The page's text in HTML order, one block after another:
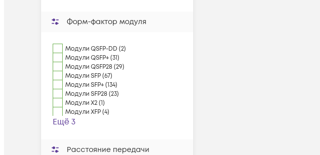
Форм-фактор модуля
Модули QSFP-DD (2)
Модули QSFP+ (31)
Модули QSFP28 (29)
Модули SFP (67)
Модули SFP+ (134)
Модули SFP28 (23)
Модули X2 (1)
Модули XFP (4)
Ещё 3
Расстояние передачи